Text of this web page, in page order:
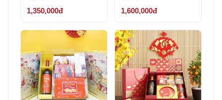
1,350,000đ 1,600,000đ